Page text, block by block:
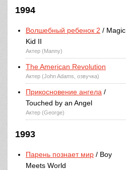
1994
Волшебный ребенок 2 / Magic
Kid II
Актер (Manny)
The American Revolution
Актер (John Adams, озвучка)
Прикосновение ангела /
Touched by an Angel
Актер (George)
1993
Парень познает мир / Boy
Meets World